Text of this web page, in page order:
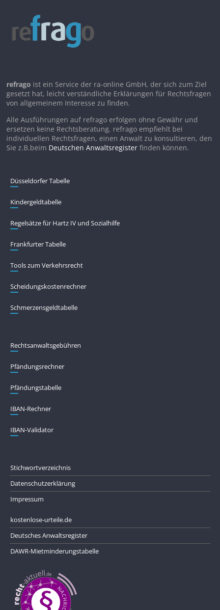
refrago ist ein Service der ra-online GmbH, der sich zum Ziel
gesetzt hat, leicht verständliche Erklärungen für Rechtsfragen
von allgemeinem Interesse zu finden.
Alle Ausführungen auf refrago erfolgen ohne Gewähr und
ersetzen keine Rechtsberatung. refrago empfiehlt bei
individuellen Rechtsfragen, einen Anwalt zu konsultieren, den
Sie z.B.beim Deutschen Anwaltsregister finden können.
Düsseldorfer Tabelle
Kindergeldtabelle
Regelsätze für Hartz IV und Sozialhilfe
Frankfurter Tabelle
Tools zum Verkehrsrecht
Scheidungskostenrechner
Schmerzensgeldtabelle
Rechtsanwaltsgebühren
Pfändungs­rechner
Pfändungs­tabelle
IBAN-Rechner
IBAN-Validator
Stichwortverzeichnis
Datenschutzerklärung
Impressum
kostenlose-urteile.de
Deutsches Anwaltsregister
DAWR-Mietminderungstabelle